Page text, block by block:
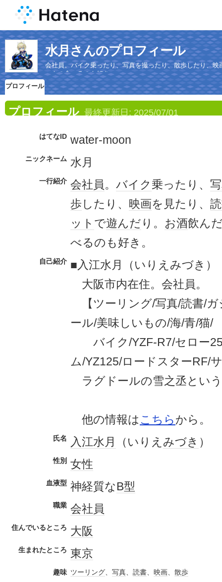
水月さんのプロフィール
会社員。バイク乗ったり、写真を撮ったり、散歩したり、
いもの食べるのも好き。
プロフィール
プロフィール 最終更新日: 2025/07/01
はてなID water-moon
ニックネーム 水月
一行紹介 会社員。 バイク 乗ったり、
歩 したり、 映画を見たり、
ット で遊んだ り。 お酒飲ん
べるのも好き。
自己紹介 ■入江水月（いりえみづき）
大阪市内在住。会社員。
【ツーリング/写真/読書/ガ
ール/美味しいもの/海/青/猫/
バイク/YZF-R7/セロー
ム/YZ125/ロードスターRF/
ラグドールの雪之丞とい
他の情報はこちらから。
氏名 入江水月 （いりえ みづき ）
性別 女性
血液型 神経質なB型
職業 会社員
住んでいるところ 大阪
生まれたところ 東京
趣味 ツーリング、 写真、 読書、 映画、 散歩